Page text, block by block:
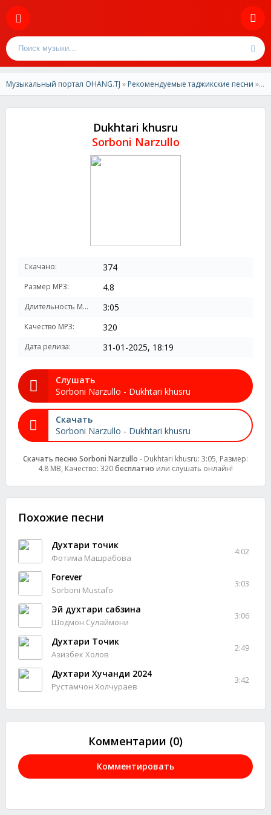
Музыкальный портал OHANG.TJ » Рекомендуемые таджикские песни » Sorboni Narzullo - Dukhtari khusru
Dukhtari khusru
Sorboni Narzullo
Скачано: 374
Размер MP3: 4.8
Длительность MP3: 3:05
Качество MP3: 320
Дата релиза: 31-01-2025, 18:19
Слушать
Sorboni Narzullo - Dukhtari khusru
Скачать
Sorboni Narzullo - Dukhtari khusru
Скачать песню Sorboni Narzullo - Dukhtari khusru: 3:05, Размер:
4.8 MB, Качество: 320бесплатно или слушать онлайн!
Похожие песни
Духтари точик
Фотима Машрабова
4:02
Forever
Sorboni Mustafo
3:03
Эй духтари сабзина
Шодмон Сулаймони
3:06
Духтари Точик
Азизбек Холов
2:49
Духтари Хучанди 2024
Рустамчон Холчураев
3:42
Комментарии (0)
Комментировать